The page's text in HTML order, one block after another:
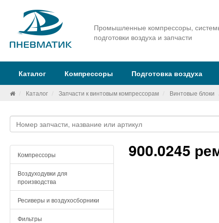
Промышленные компрессоры,
подготовки воздуха и запчасти
Каталог Компрессоры Подготовка воздуха
Каталог Запчасти к винтовым компрессорам Винтовые блоки
Компрессоры
Воздуходувки для
производства
Ресиверы и воздухосборники
Фильтры
900.0245